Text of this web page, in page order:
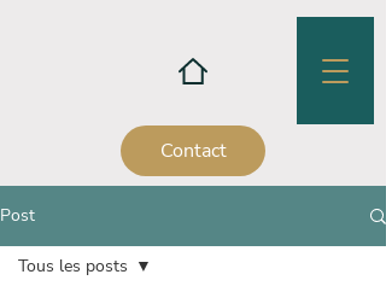
Contact
Post
Tous les posts